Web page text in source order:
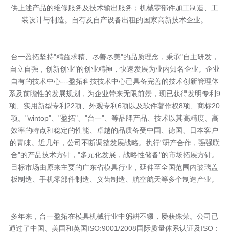
供上述产品的维修服务及技术输出服务；机械零部件加工制造、工
装设计与制造。自有及自产设备出租的国家高新技术企业。
台一盈拓坚持"精益求精、尽善尽美"的品质理念，秉承"自主研发，
自立自强，创新创业"的创业精神，快速发展为业内知名企业。企业
自有的技术中心---盈拓科技技术中心已具备完善的技术创新管理体
系及前瞻性的发展规划，为企业带来无限前景，现已获得发明专利9
项、实用新型专利22项、外观专利6项以及软件著作权8项、商标20
项。"wintop"、"盈拓"、"台一"、等品牌产品、技术以其高精度、高
效率的特点和稳定的性能、卓越的品质备受中国、德国、日本客户
的青睐。近几年，公司不断调整发展战略。执行"研产合作，强强联
合"的产品技术方针，"多元化发展，战略性储备"的市场拓展方针。
目标市场由原来主要的广东省模具行业，延伸至全国范围内玻璃盖
板制造、手机零部件制造、义齿制造、航空航天等多个制造产业。
多年来，台一盈拓在模具机械行业中躬耕不辍，屡获殊荣。公司已
通过了中国、美国和英国ISO:9001/2008国际质量体系认证及ISO：